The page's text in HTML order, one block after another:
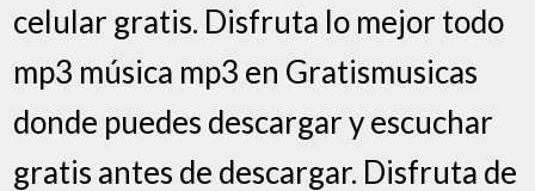
celular gratis. Disfruta lo mejor todo
mp3 música mp3 en Gratismusicas
donde puedes descargar y escuchar
gratis antes de descargar. Disfruta de